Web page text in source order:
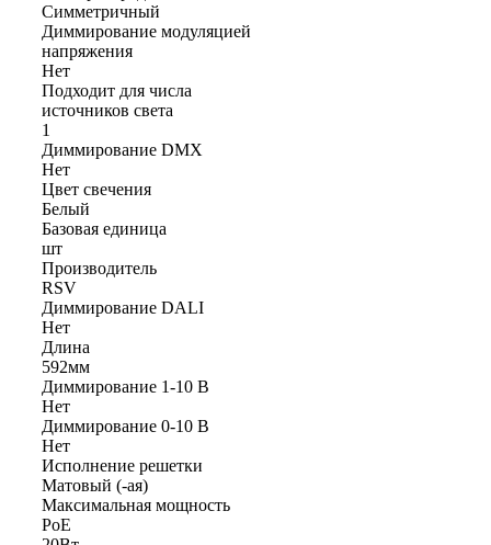
Симметричный
Диммирование модуляцией
напряжения
Нет
Подходит для числа
источников света
1
Диммирование DMX
Нет
Цвет свечения
Белый
Базовая единица
шт
Производитель
RSV
Диммирование DALI
Нет
Длина
592мм
Диммирование 1-10 В
Нет
Диммирование 0-10 В
Нет
Исполнение решетки
Матовый (-ая)
Максимальная мощность
PoE